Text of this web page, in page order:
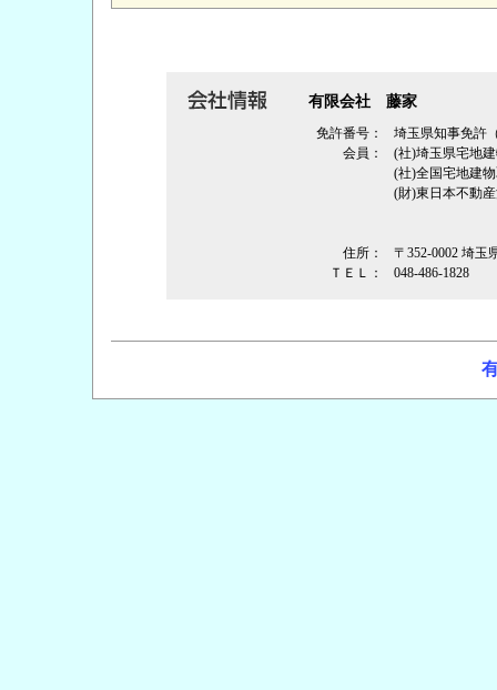
有限会社 藤家
免許番号：
埼玉県知事免許
会員：
(社)埼玉県宅地
(社)全国宅地建
(財)東日本不動
住所：
〒352-0002 埼玉
ＴＥＬ：
048-486-1828